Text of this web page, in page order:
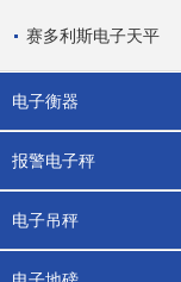
赛多利斯电子天平
电子衡器
报警电子秤
电子吊秤